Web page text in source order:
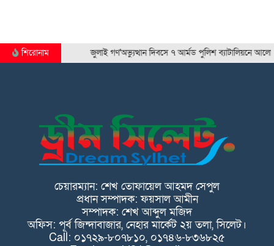
শিরোনাম জুলাই গণ'অভ্যুত্থান দিবসে ৭ আর্মড পুলিশ ব্যাটালিয়নে আলোচনা…
চেয়ারম্যান: শেখ তোফায়েল আহমদ সেপুল
প্রধান সম্পাদক: ফয়সাল আমীন
সম্পাদক: শেখ আব্দুল মজিদ
অফিস: পূর্ব জিন্দাবাজার, নেহার মার্কেট ২য় তলা, সিলেট।
Call: ০১৭২৯-৮০৭৮১০, ০১৭৪৬-৮৩৬৮২৫